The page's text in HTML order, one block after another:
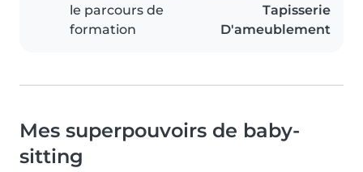
le parcours de
formation
Tapisserie
D'ameublement
Mes superpouvoirs de baby-
sitting